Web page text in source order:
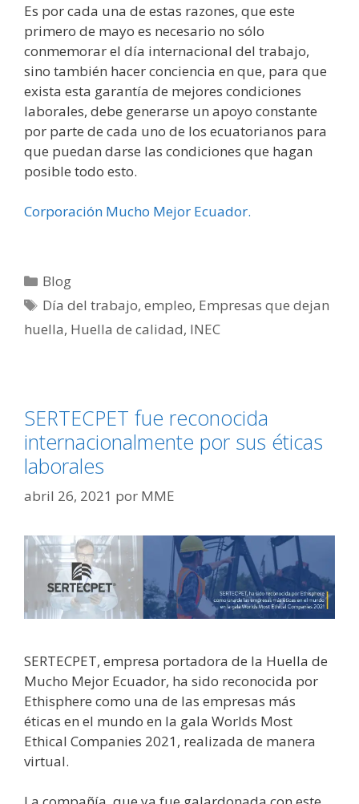
Es por cada una de estas razones, que este
primero de mayo es necesario no sólo
conmemorar el día internacional del trabajo,
sino también hacer conciencia en que, para que
exista esta garantía de mejores condiciones
laborales, debe generarse un apoyo constante
por parte de cada uno de los ecuatorianos para
que puedan darse las condiciones que hagan
posible todo esto.
Corporación Mucho Mejor Ecuador.
Blog
Día del trabajo,empleo, Empresas que dejan
huella, Huella de calidad, INEC
SERTECPET fue reconocida
internacionalmente por sus éticas
laborales
abril 26, 2021 por MME
SERTECPET, empresa portadora de la Huella de
Mucho Mejor Ecuador, ha sido reconocida por
Ethisphere como una de las empresas más
éticas en el mundo en la gala Worlds Most
Ethical Companies 2021, realizada de manera
virtual.